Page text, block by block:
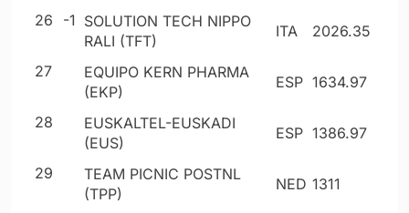
26 -1 SOLUTION TECH NIPPO
RALI (TFT)
ITA 2026.35
27
EQUIPO KERN PHARMA
(EKP)
ESP 1634.97
28
EUSKALTEL-EUSKADI
(EUS)
ESP 1386.97
29
TEAM PICNIC POSTNL
(TPP)
NED 1311